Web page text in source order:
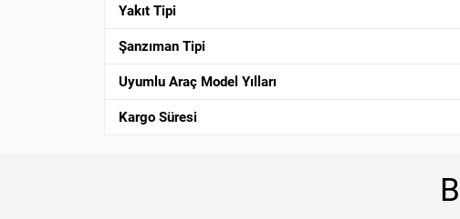
Yakıt Tipi
Şanzıman Tipi
Uyumlu Araç Model Yılları
Kargo Süresi